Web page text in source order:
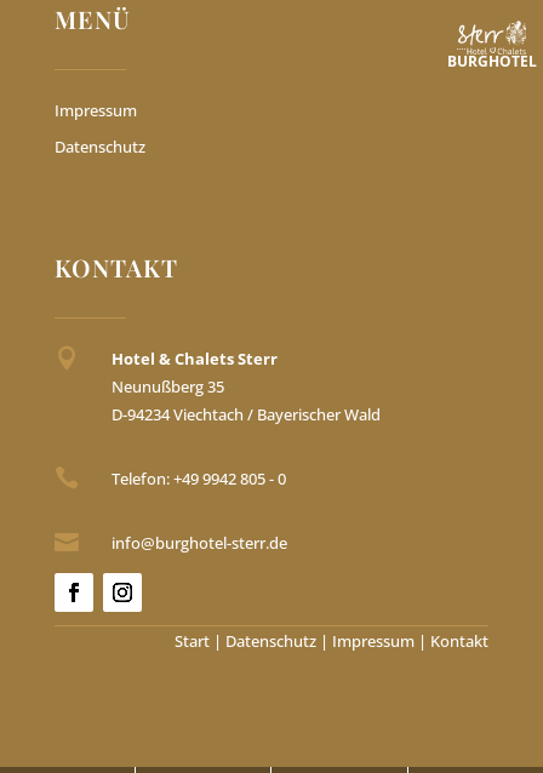
BURGHOTEL
MENÜ
Impressum
Datenschutz
KONTAKT

Hotel & Chalets Sterr
Neunußberg 35
D-94234 Viechtach / Bayerischer Wald
 Telefon: +49 9942 805 - 0
 info@burghotel-sterr.de
Start | Datenschutz | Impressum | Kontakt